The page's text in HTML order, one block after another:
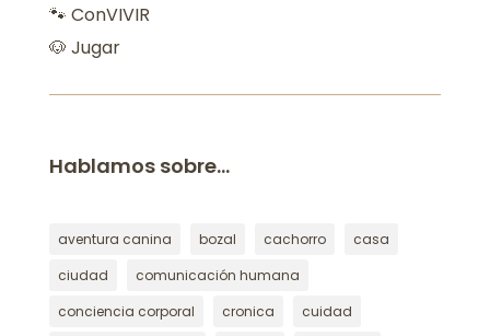
🐾 ConVIVIR
🐶 Jugar
Hablamos sobre…
aventura canina bozal cachorro
casa
ciudad
comunicación humana
conciencia corporal
cronica
cuidad